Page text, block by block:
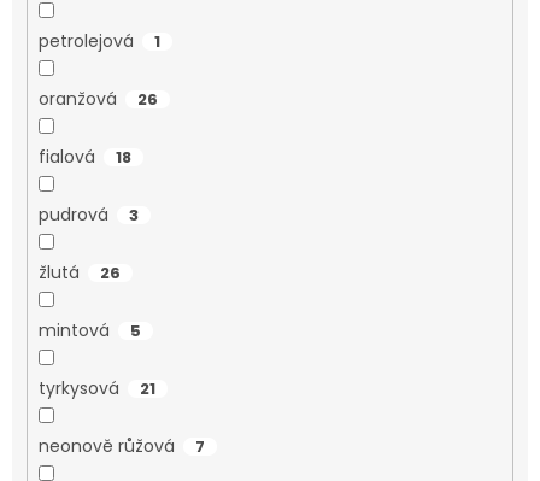
petrolejová 1
oranžová 26
fialová 18
pudrová 3
žlutá 26
mintová 5
tyrkysová 21
neonově růžová 7